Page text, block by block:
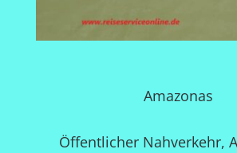
Amazonas
Öffentlicher Nahverkehr,